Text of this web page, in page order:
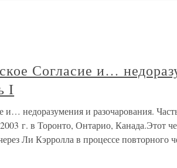
Согласие и…
I
и… недоразумения и разочарования.
2003 г. в Торонто, Онтарио, Канада.Этот
Ли Кэрролла в процессе повторного